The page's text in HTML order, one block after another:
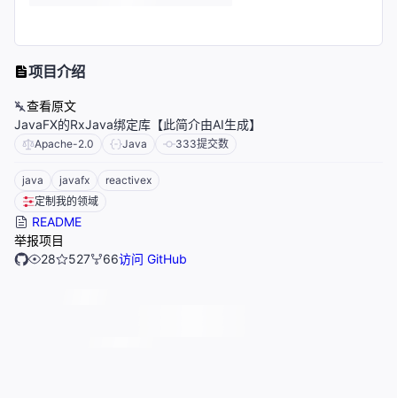
项目介绍
查看原文
JavaFX的RxJava绑定库【此简介由AI生成】
Apache-2.0 Java 333提交数
java javafx
reactivex
定制我的领域
README
举报项目
28
527 66访问 GitHub